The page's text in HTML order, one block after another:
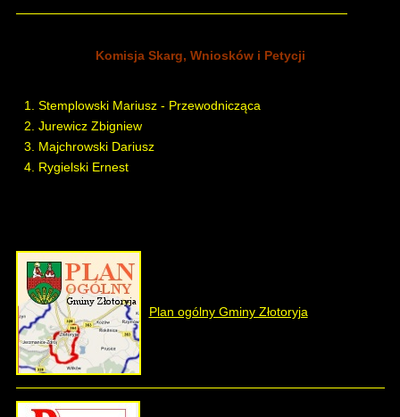
Komisja Skarg, Wniosków i Petycji
Stemplowski Mariusz - Przewodnicząca
Jurewicz Zbigniew
Majchrowski Dariusz
Rygielski Ernest
Plan ogólny Gminy Złotoryja